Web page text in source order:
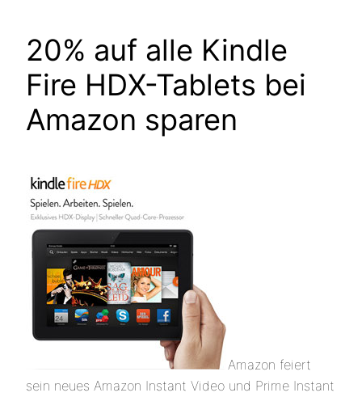
20% auf alle Kindle
Fire HDX-Tablets bei
Amazon sparen
Amazon feiert
sein neues Amazon Instant Video und Prime Instant